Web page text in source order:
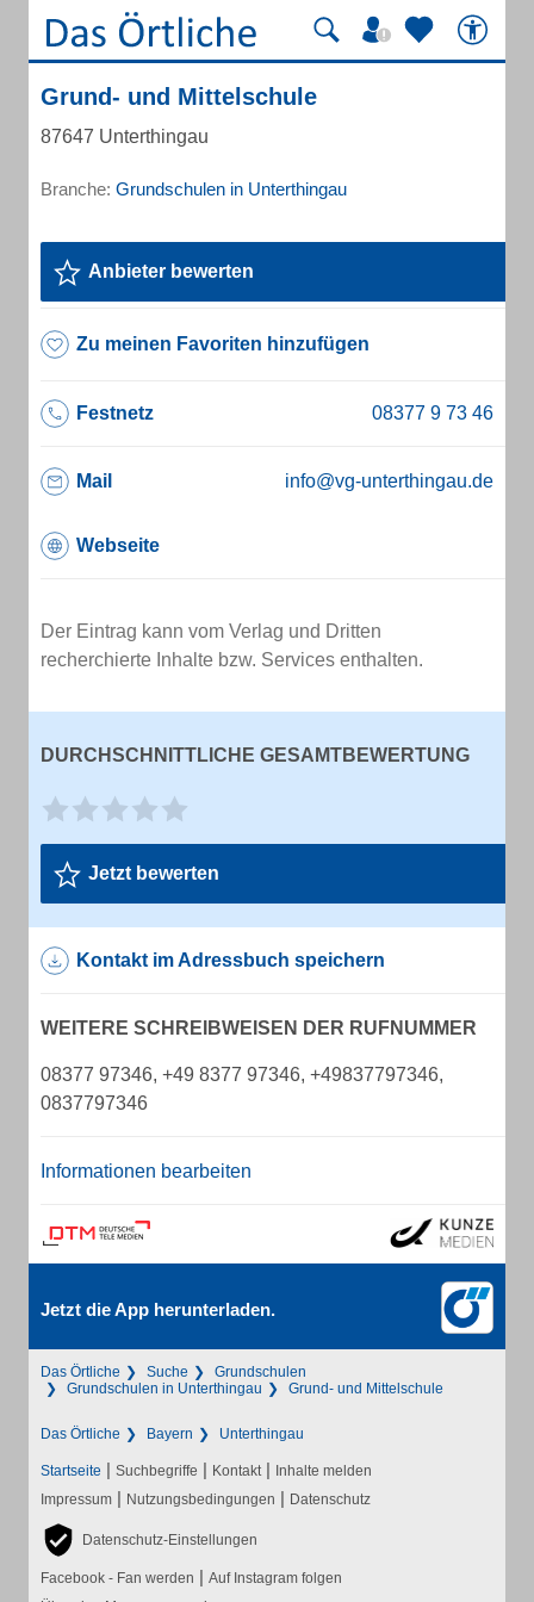
Grund- und Mittelschule
87647 Unterthingau
Branche: Grundschulen in Unterthingau
Anbieter bewerten
Zu meinen Favoriten hinzufügen
Festnetz
Mail info@vg-unterthingau.de
Webseite
Der Eintrag kann vom Verlag und Dritten
recherchierte Inhalte bzw. Services enthalten.
DURCHSCHNITTLICHE GESAMTBEWERTUNG
Jetzt bewerten
Kontakt im Adressbuch speichern
WEITERE SCHREIBWEISEN DER RUFNUMMER
08377 97346, +49 8377 97346, +49837797346,
0837797346
Informationen bearbeiten
Jetzt die App herunterladen.
Das Örtliche Suche
Grundschulen
Grundschulen in Unterthingau
Grund- und Mittelschule
Das Örtliche Bayern Unterthingau
Startseite | Suchbegriffe | Kontakt | Inhalte melden
Impressum | Nutzungsbedingungen | Datenschutz
Datenschutz-Einstellungen
Facebook - Fan werden | Auf Instagram folgen